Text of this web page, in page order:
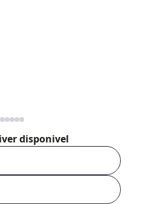
disponivel